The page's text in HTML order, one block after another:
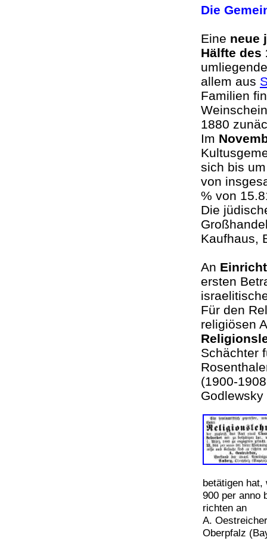
Die
Eine neue
Hälfte des
allem aus
Familien
1880
Im
sich bis
von
% von
Die
Kaufhaus,
An
ersten
Für den
religiösen
Schächter
(1900-
betätigen
900 per anno
richten an
A.
Oberpfalz